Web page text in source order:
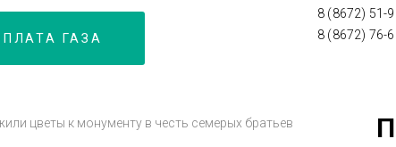
ГАЗА
8 (8672) 51-
8 (8672) 76-
цветы к монументу в честь семерых братьев